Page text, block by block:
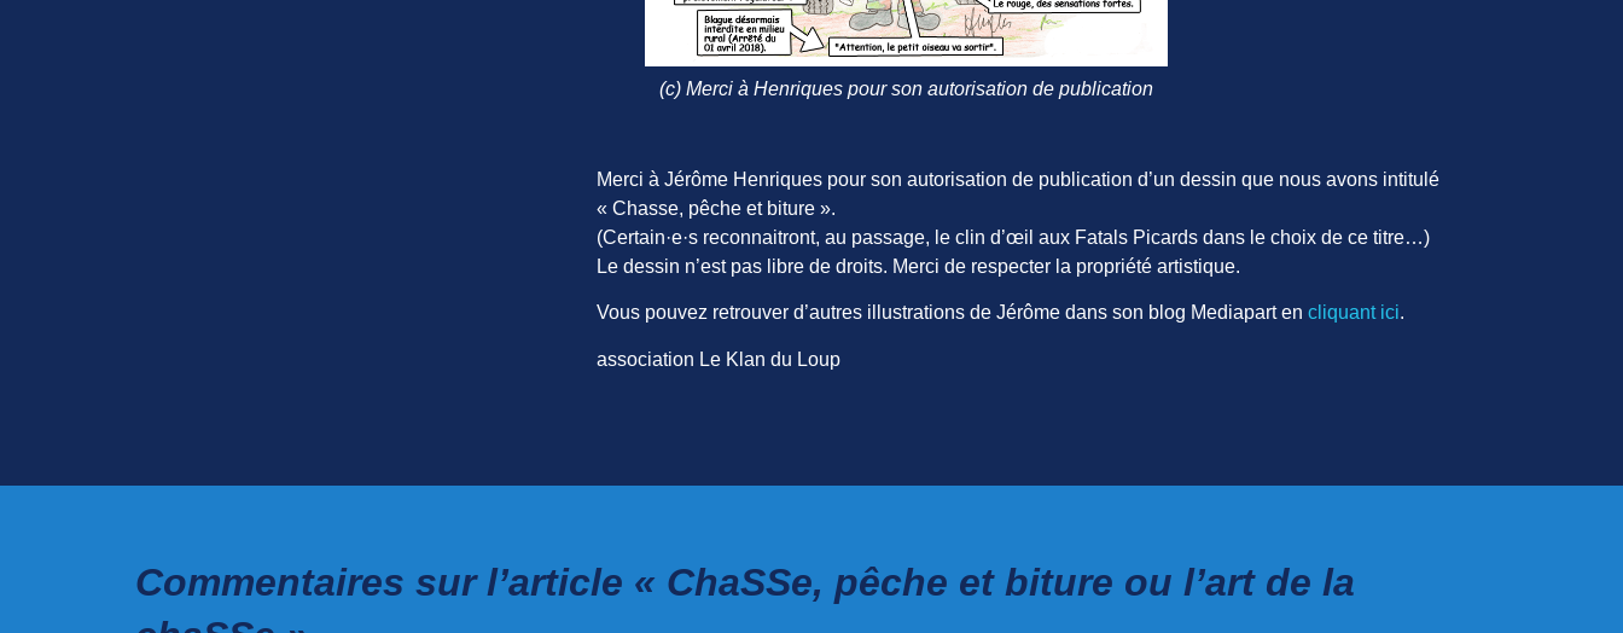
(c) Merci à Henriques pour son autorisation de publication
Merci à Jérôme Henriques pour son autorisation de publication d’un dessin que nous avons intitulé
« Chasse, pêche et biture ».
(Certain·e·s reconnaitront, au passage, le clin d’œil aux Fatals Picards dans le choix de ce titre…)
Le dessin n’est pas libre de droits. Merci de respecter la propriété artistique.
Vous pouvez retrouver d’autres illustrations de Jérôme dans son blog Mediapart en cliquant ici.
association Le Klan du Loup
Commentaires sur l’article « ChaSSe, pêche et biture ou l’art de la